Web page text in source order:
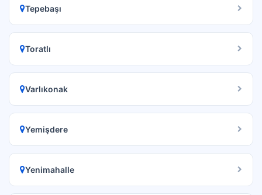
Tepebaşı
Toratlı
Varlıkonak
Yemişdere
Yenimahalle